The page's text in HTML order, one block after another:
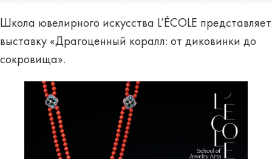
Школа ювелирного искусства L’ÉCOLE представляет
выставку «Драгоценный коралл: от диковинки до
сокровища».